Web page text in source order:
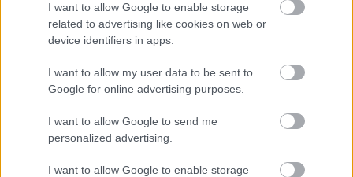
I want to allow Google to enable storage
related to advertising like cookies on web or
device identifiers in apps.
I want to allow my user data to be sent to
Google for online advertising purposes.
I want to allow Google to send me
personalized advertising.
I want to allow Google to enable storage
MotoGP
Mechanikus tapadás, vékony váz, infravörös
szenzor – a Yamaha legfőbb újításai